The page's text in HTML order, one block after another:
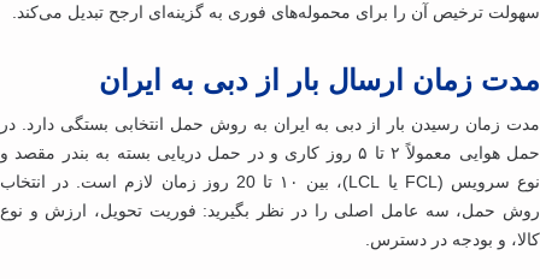
ترخیص آن را برای محموله‌های فوری به گزینه‌ای ارجح تبدیل می‌کند.
زمان ارسال بار از دبی به ایران
زمان رسیدن بار از دبی به ایران به روش حمل انتخابی بستگی دارد. در
حمل هوایی معمولاً ۲ تا ۵ روز کاری و در حمل دریایی بسته به بندر مقصد و
نوع سرویس (FCL یا LCL)، بین ۱۰ تا 20 روز زمان لازم است. در انتخاب
حمل، سه عامل اصلی را در نظر بگیرید: فوریت تحویل، ارزش و نوع
و بودجه در دسترس.